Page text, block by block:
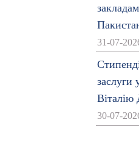
31-07-
заслуги
Віталію
30-07-